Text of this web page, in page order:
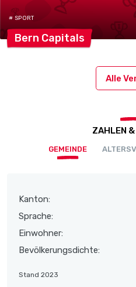
# SPORT
Bern Capitals
Alle
ZAHLEN &
GEMEINDE
Kanton:
Sprache:
Einwohner:
Bevölkerungsdichte:
Stand 2023